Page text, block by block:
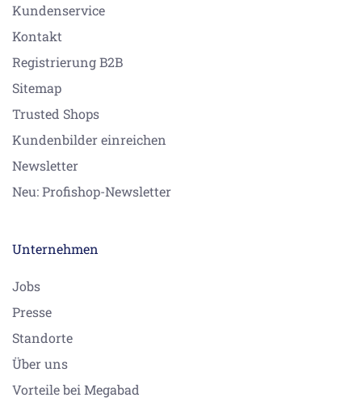
Kundenservice
Kontakt
Registrierung B2B
Sitemap
Trusted Shops
Kundenbilder einreichen
Newsletter
Neu: Profishop-Newsletter
Unternehmen
Jobs
Presse
Standorte
Über uns
Vorteile bei Megabad